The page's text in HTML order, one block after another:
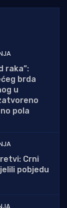
raka”:
brda
u
pola
Crni
pobjedu